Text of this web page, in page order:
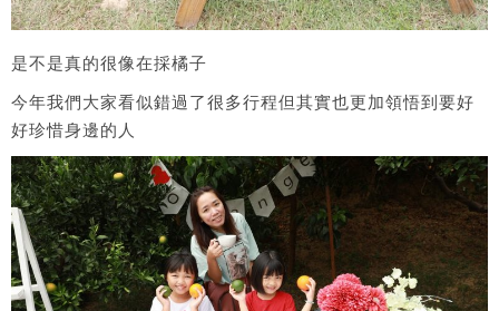
是不是真的很像在採橘子
今年我們大家看似錯過了很多行程但其實也更加領悟到要好
好珍惜身邊的人